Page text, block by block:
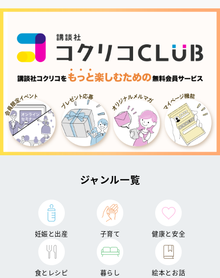
ジャンル一覧
妊娠と出産 子育て 健康と安全
食とレシピ 暮らし 絵本とお話